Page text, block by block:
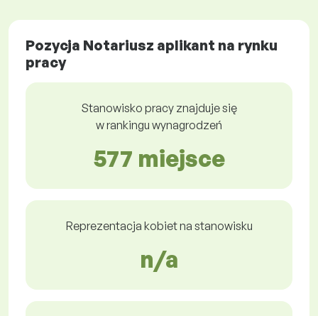
Pozycja Notariusz aplikant na rynku
pracy
Stanowisko pracy znajduje się
w rankingu wynagrodzeń
577 miejsce
Reprezentacja kobiet na stanowisku
n/a